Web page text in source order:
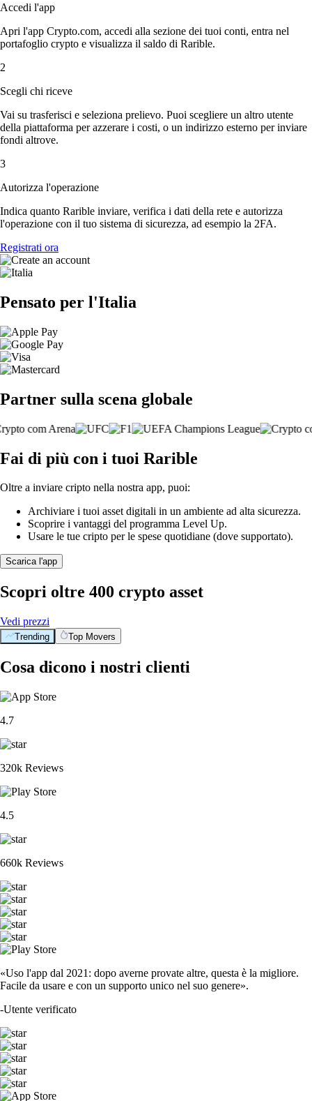
Accedi l'app
Apri l'app Crypto.com, accedi alla sezione dei tuoi conti, entra nel
portafoglio crypto e visualizza il saldo di Rarible.
2
Scegli chi riceve
Vai su trasferisci e seleziona prelievo. Puoi scegliere un altro utente
della piattaforma per azzerare i costi, o un indirizzo esterno per inviare
fondi altrove.
3
Autorizza l'operazione
Indica quanto Rarible inviare, verifica i dati della rete e autorizza
l'operazione con il tuo sistema di sicurezza, ad esempio la 2FA.
Registrati ora
Pensato per l'Italia
Partner sulla scena globale
Fai di più con i tuoi Rarible
Oltre a inviare cripto nella nostra app, puoi:
Archiviare i tuoi asset digitali in un ambiente ad alta sicurezza.
Scoprire i vantaggi del programma Level Up.
Usare le tue cripto per le spese quotidiane (dove supportato).
Scarica l'app
Scopri oltre 400 crypto asset
Vedi prezzi
Trending Top Movers
Cosa dicono i nostri clienti
4.7
320k Reviews
4.5
660k Reviews
«Uso l'app dal 2021: dopo averne provate altre, questa è la migliore.
Facile da usare e con un supporto unico nel suo genere».
-Utente verificato